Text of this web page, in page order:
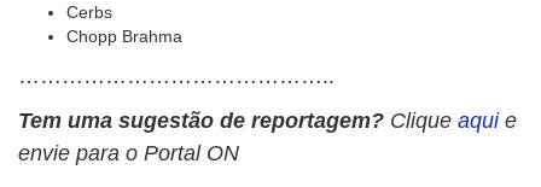
Cerbs
Chopp Brahma
……………………………………..
Tem uma sugestão de reportagem? Clique aqui e
envie para o Portal ON